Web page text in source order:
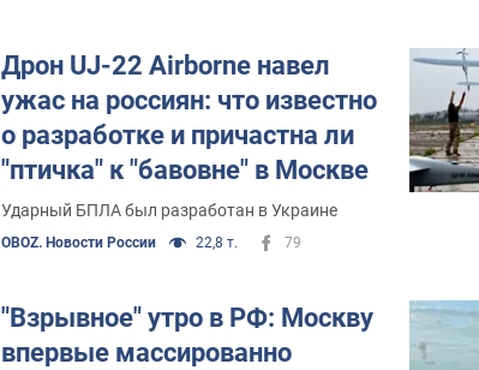
Дрон UJ-22 Airborne навел
ужас на россиян: что известно
о разработке и причастна ли
"птичка" к "бавовне" в Москве
Ударный БПЛА был разработан в Украине
OBOZ. Новости России 22,8 т. 79
"Взрывное" утро в РФ: Москву
впервые массированно